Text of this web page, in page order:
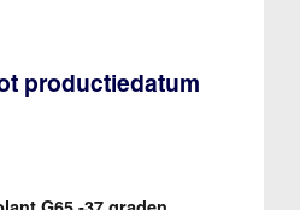
productiedatum